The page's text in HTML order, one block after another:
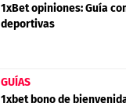
1xBet opiniones: Guía
deportivas
GUÍAS
1xbet bono de